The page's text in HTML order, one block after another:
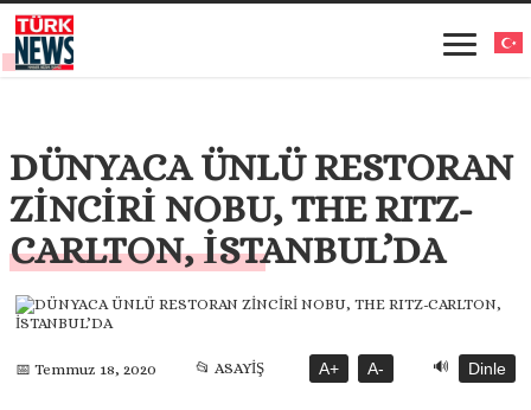
DÜNYACA ÜNLÜ RESTORAN
ZİNCİRİ NOBU, THE RITZ-
CARLTON, İSTANBUL’DA
📅 Temmuz 18, 2020 📂 ASAYİŞ A+ A- 🔊 Dinle